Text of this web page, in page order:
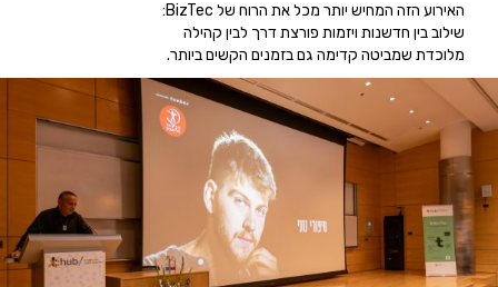
האירוע הזה המחיש יותר מכל את הרוח של BizTec:
שילוב בין חדשנות ויזמות פורצת דרך לבין קהילה
מלוכדת שמביטה קדימה גם בזמנים הקשים ביותר.